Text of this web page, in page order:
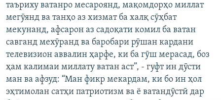
таъриху ватанро месароянд, мақомдорҳо миллат
мегӯянд ва танҳо аз хизмат ба халқ сӯҳбат
мекунанд, афсарон аз садоқати комил ба ватан
савганд мехӯранд ва баробари рӯшан кардани
телевизион аввалин ҳарфе, ки ба гӯш мерасад, боз
ҳам калимаи миллату ватан аст”, - гуфт ин дӯсти
ман ва афзуд: “Ман фикр мекардам, ки бо ин ҳол
эҳтимолан сатҳи патриотизм ва ё ватандӯстӣ дар